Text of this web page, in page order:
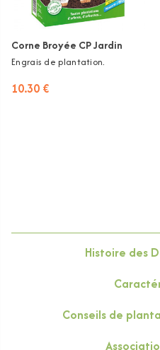
Corne Broyée CP Jardin
Engrais de plantation.
10.30 €
Histoire des
Conseils de